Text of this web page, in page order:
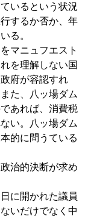
いるという状況
するか否か、年
る。
マニュフエスト
を理解しない国
府が容認すれ
た、八ッ場ダム
あれば、消費税
い。八ッ場ダム
的に問うている
治的決断が求め
に開かれた議員
いだけでなく中